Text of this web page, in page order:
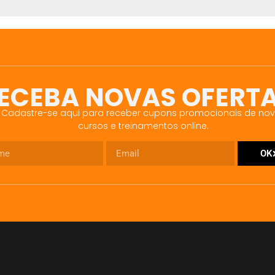
NOVAS
Cadastre-se aqui para receber cupons promocionais de
cursos e treinamentos online.
OK